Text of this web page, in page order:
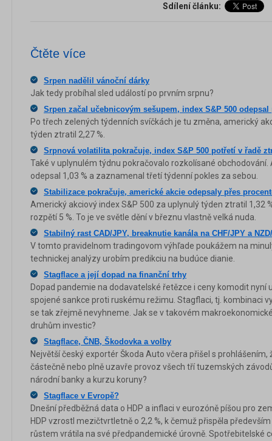
Sdílení článku:
Čtěte více
Srpen nadělil vánoční dárky
Jak tedy probíhal sled událostí po prvním srpnu?
Srpen začal učebnicovým sešupem, index S&P 500 odepsal
Po třech zelených týdenních svíčkách je tu změna, americký
týden ztratil 2,27 %.
Srpnová volatilita pokračuje, index S&P 500 potřetí v řadě
Také v uplynulém týdnu pokračovalo rozkolísané obchodování.
odepsal 1,03 % a zaznamenal třetí týdenní pokles za sebou.
Stabilizace pokračuje, americké akcie odepsaly přes
Americký akciový index S&P 500 za uplynulý týden ztratil 1,32
rozpětí 5 %. To je ve světle dění v březnu vlastně velká nuda.
Stabilný rast CAD/JPY, breaknutie kanála na CHF/JPY a
V tomto pravidelnom tradingovom výhľade poukážem na
technickej analýzy urobím predikciu na budúce dianie.
Stagflace a její dopad na finanční trhy
Dopad pandemie na dodavatelské řetězce i ceny komodit nyní
spojené sankce proti ruskému režimu. Stagflaci, tj. kombinaci
se tak zřejmě nevyhneme. Jak se v takovém
druhům investic?
Stagflace, ČNB, Škodovka a volby
Největší český exportér Škoda Auto včera přišel s prohlášením,
částečně nebo plně uzavře provoz všech tří tuzemských
národní banky a kurzu koruny?
Stagflace v Evropě?
Dnešní předběžná data o HDP a inflaci v eurozóně píšou pro
HDP vzrostl mezičtvrtletně o 2,2 %, k čemuž přispěla
růstem vrátila na své předpandemické úrovně. Spotřebitelské